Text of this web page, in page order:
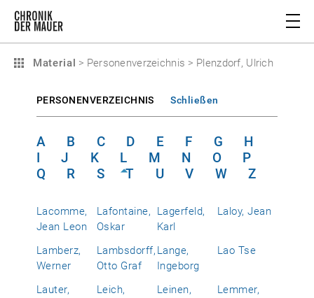
Material > Personenverzeichnis > Plenzdorf, Ulrich
PERSONENVERZEICHNIS Schließen
A B C D E F G
H
I
J K L M N O
P
Q
R S T U V W Z
Lacomme,
Jean Leon
Lafontaine,
Oskar
Lagerfeld,
Karl
Laloy, Jean
Lamberz,
Werner
Lambsdorff,
Otto Graf
Lange,
Ingeborg
Lao Tse
Lauter,
Leich,
Leinen,
Lemmer,